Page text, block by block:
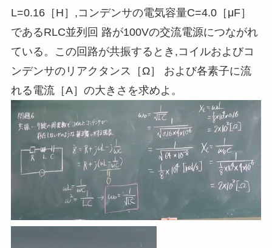
L=0.16［H］,コンデンサの電気容量C=4.0［μF］
であるRLC並列回 路が100Vの交流電源につながれ
ている。この回路が共振するとき ,コイルおよびコ
ンデンサのリアクタンス［Ω］ および各素子に流
れる電流［A］の大きさを求めよ。